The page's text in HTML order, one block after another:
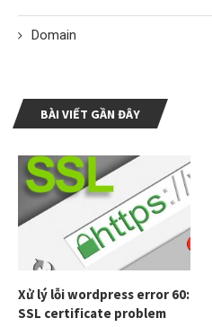
Domain
BÀI VIẾT GẦN ĐÂY
Xử lý lỗi wordpress error 60:
SSL certificate problem